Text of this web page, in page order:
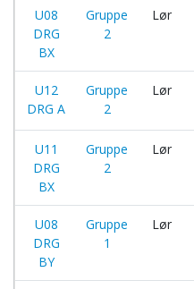
U08
DRG
BX
Gruppe
2
Lør
U12
DRG A
Gruppe
2
Lør
U11
DRG
BX
Gruppe
2
Lør
U08
DRG
BY
Gruppe
1
Lør